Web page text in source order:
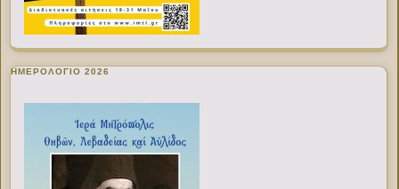
ΗΜΕΡΟΛΟΓΙΟ 2026